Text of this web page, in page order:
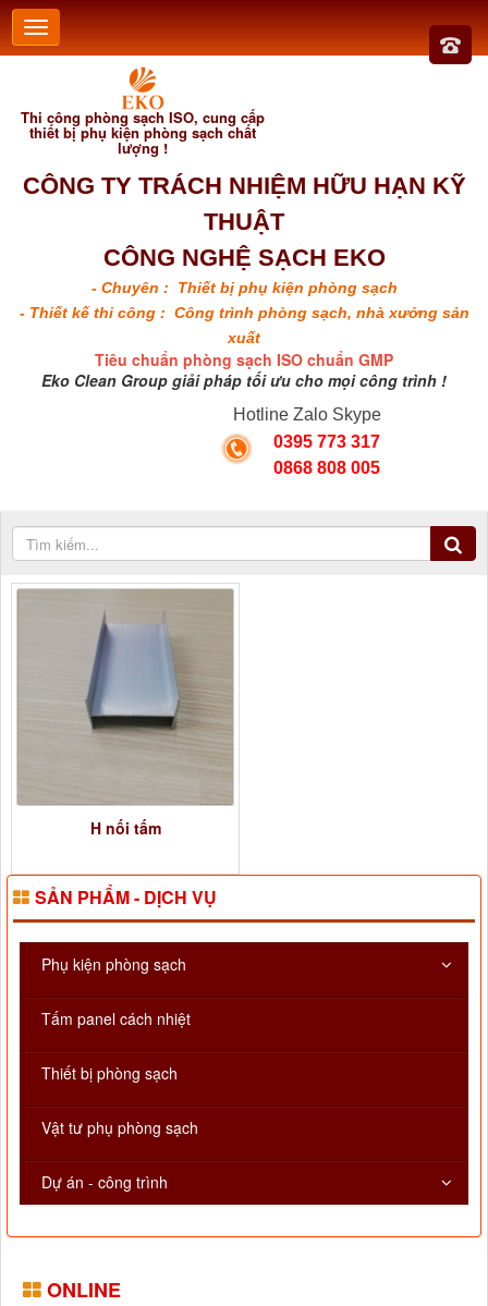
Thi công phòng sạch ISO, cung cấp
thiết bị phụ kiện phòng sạch chất
lượng !
CÔNG TY TRÁCH NHIỆM HỮU HẠN KỸ
THUẬT
CÔNG NGHỆ SẠCH EKO
- Chuyên : Thiết bị phụ kiện phòng sạch
- Thiết kế thi công : Công trình phòng sạch, nhà xưởng sản
xuất
Tiêu chuẩn phòng sạch ISO chuẩn GMP
Eko Clean Group giải pháp tối ưu cho mọi công trình !
Hotline Zalo Skype
0395 773 317
0868 808 005
H nối tấm
SẢN PHẨM - DỊCH VỤ
Phụ kiện phòng sạch
Tấm panel cách nhiệt
Thiết bị phòng sạch
Vật tư phụ phòng sạch
Dự án - công trình
ONLINE